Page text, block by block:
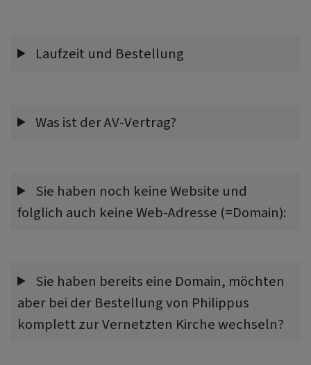
Laufzeit und Bestellung
Was ist der AV-Vertrag?
Sie haben noch keine Website und
folglich auch keine Web-Adresse (=Domain):
Sie haben bereits eine Domain, möchten
aber bei der Bestellung von Philippus
komplett zur Vernetzten Kirche wechseln?